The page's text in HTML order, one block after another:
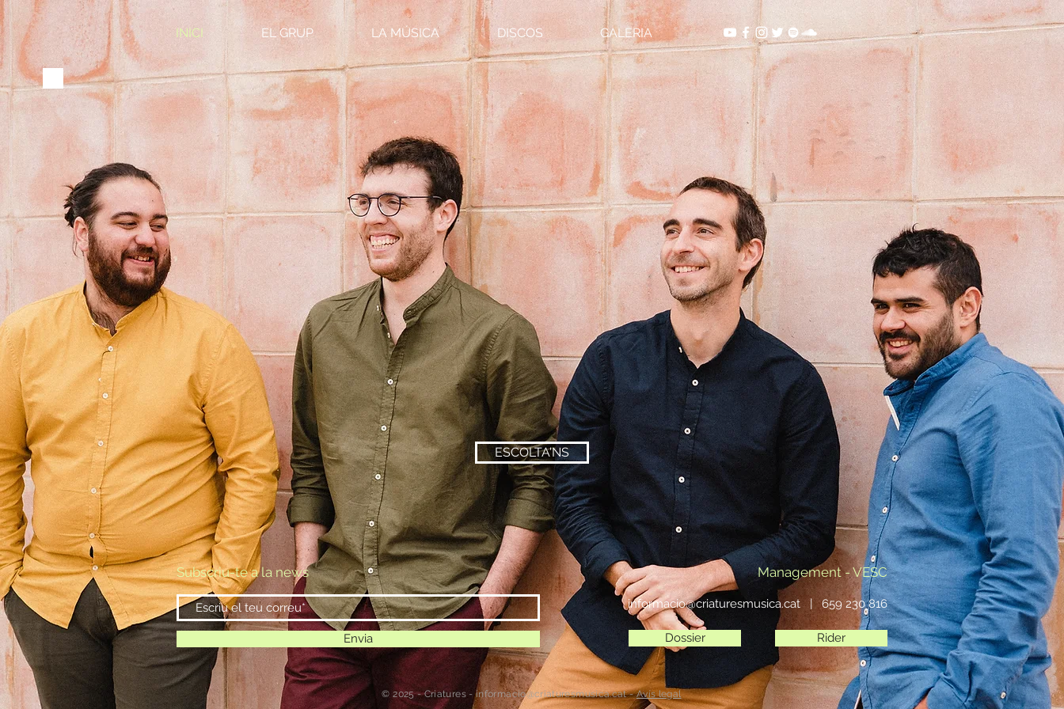
INICI EL GRUP LA MÚSICA DISCOS GALERIA
ESCOLTA'NS
Subscriu-te a la news
Envia
Management -VESC
informacio@criaturesmusica.cat | 659 230 816
© 2025 - Criatures -informacio@criaturesmusica.cat-Avís legal
Dossier Rider